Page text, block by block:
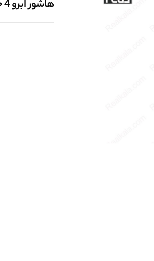
هاشور ابرو 4 خط هدی بیوتی Huda Beauty Finne Sketch Tatto 02